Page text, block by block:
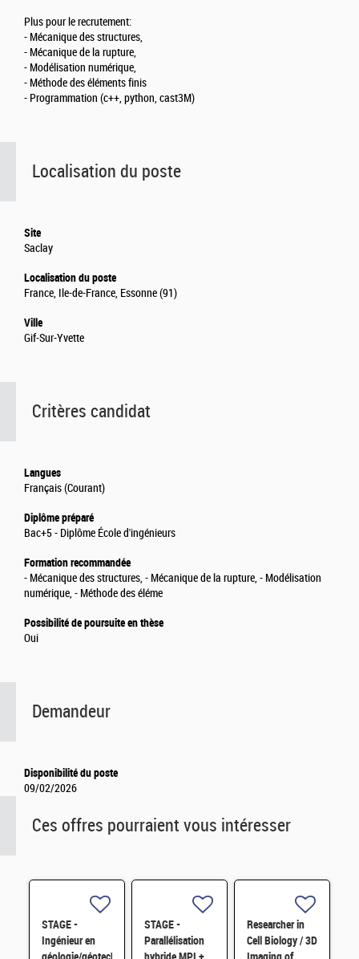
Plus pour le recrutement:
- Mécanique des structures,
- Mécanique de la rupture,
- Modélisation numérique,
- Méthode des éléments finis
- Programmation (c++, python, cast3M)
Localisation du poste
Site
Saclay
Localisation du poste
France, Ile-de-France, Essonne (91)
Ville
Gif-Sur-Yvette
Critères candidat
Langues
Français (Courant)
Diplôme préparé
Bac+5 - Diplôme École d'ingénieurs
Formation recommandée
- Mécanique des structures, - Mécanique de la rupture, - Modélisation
numérique, - Méthode des éléme
Possibilité de poursuite en thèse
Oui
Demandeur
Disponibilité du poste
09/02/2026
Ces offres pourraient vous intéresser
STAGE -
Ingénieur en
STAGE -
Parallélisation
Researcher in
Cell Biology / 3D